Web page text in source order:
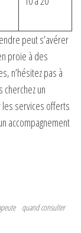
peut s’avérer
proie à des
n’hésitez pas à
un
services offerts
accompagnement
quand consulter